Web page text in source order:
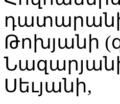
Թոխյանի
Սեւյանի,